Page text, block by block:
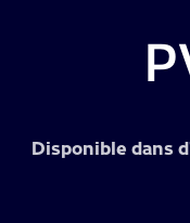
Disponible dans